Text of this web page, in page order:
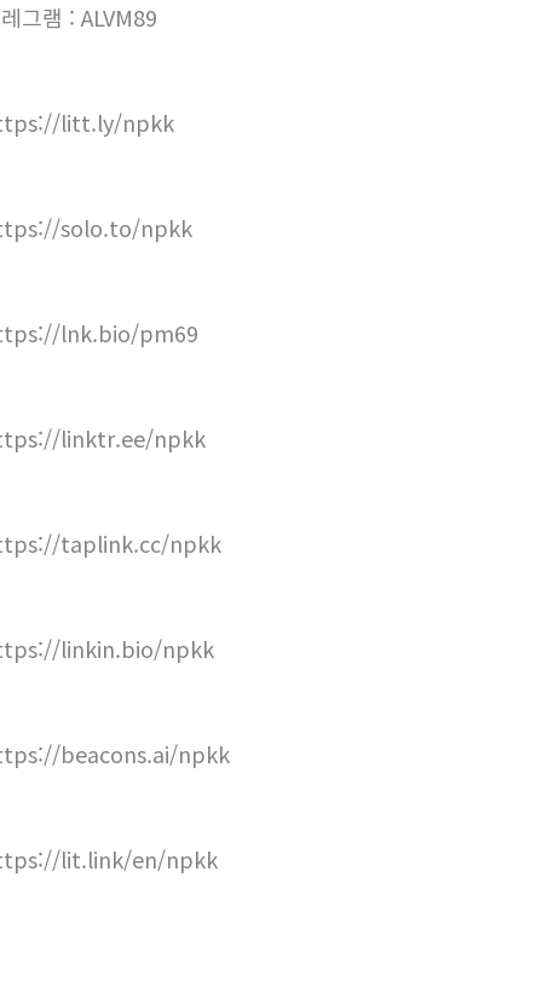
그램 : ALVM89
litt.ly/npkk
solo.to/npkk
lnk.bio/pm69
linktr.ee/npkk
taplink.cc/npkk
linkin.bio/npkk
beacons.ai/npkk
lit.link/en/npkk